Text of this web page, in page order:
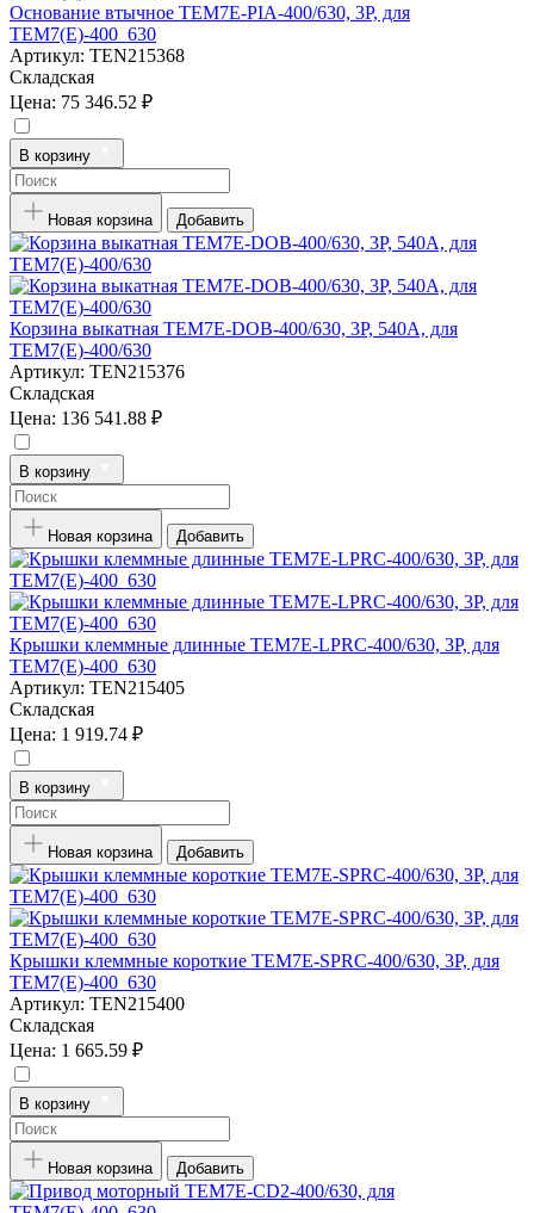
Основание втычное TEM7E-PIA-400/630, 3P, для
TEM7(E)-400_630
Артикул: TEN215368
Складская
Цена: 75 346.52 ₽
В корзину
Новая корзина Добавить
Корзина выкатная TEM7E-DOB-400/630, 3P, 540А, для
TEM7(E)-400/630
Артикул: TEN215376
Складская
Цена: 136 541.88 ₽
В корзину
Новая корзина Добавить
Крышки клеммные длинные TEM7E-LPRC-400/630, 3P, для
TEM7(E)-400_630
Артикул: TEN215405
Складская
Цена: 1 919.74 ₽
В корзину
Новая корзина Добавить
Крышки клеммные короткие TEM7E-SPRC-400/630, 3P, для
TEM7(E)-400_630
Артикул: TEN215400
Складская
Цена: 1 665.59 ₽
В корзину
Новая корзина Добавить